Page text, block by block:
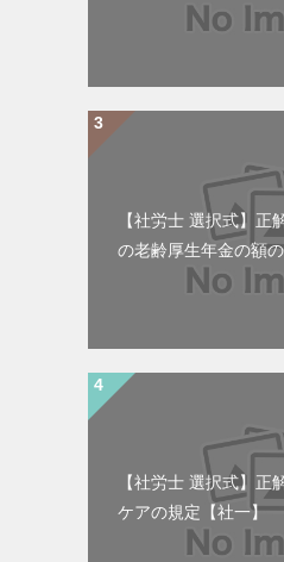
【社労士 選択式】正
の老齢厚生年金の額の
【社労士 選択式】正
ケアの規定【社一】